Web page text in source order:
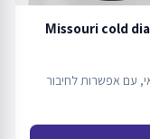
Мissouri cold
עם אפשרות לחיבור